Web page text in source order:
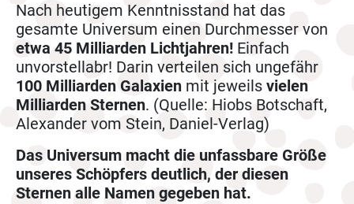
Nach heutigem Kenntnisstand hat das
gesamte Universum einen Durchmesser von
etwa 45 Milliarden Lichtjahren! Einfach
unvorstellabr! Darin verteilen sich ungefähr
100 Milliarden Galaxien mit jeweils vielen
Milliarden Sternen. (Quelle: Hiobs Botschaft,
Alexander vom Stein, Daniel-Verlag)
Das Universum macht die unfassbare Größe
unseres Schöpfers deutlich, der diesen
Sternen alle Namen gegeben hat.